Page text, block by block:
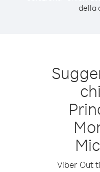
della
Viber Out